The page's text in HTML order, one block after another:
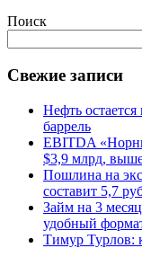
Поиск
Свежие записи
Нефть остается
баррель
EBITDA
$3,9 млрд,
Пошлина на
составит 5,7
Займ на 3
удобный
Тимур Турлов: